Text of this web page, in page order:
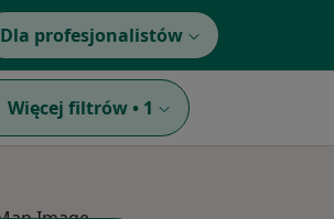
Dla profesjonalistów
Więcej filtrów • 1